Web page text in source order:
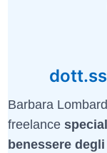
Barbara
freelance
benessere